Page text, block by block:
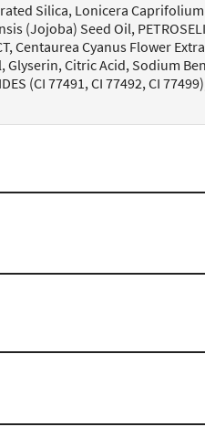
Silica, Lonicera
(Jojoba) Seed Oil,
Centaurea Cyanus Flower
Citric Acid, Sodium
(CI 77491, CI 77492, CI